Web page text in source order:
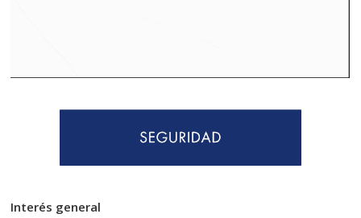
Interés general